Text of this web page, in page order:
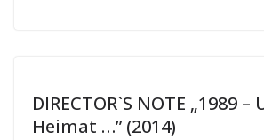
DIRECTOR`S NOTE „1989 –
Heimat …” (2014)